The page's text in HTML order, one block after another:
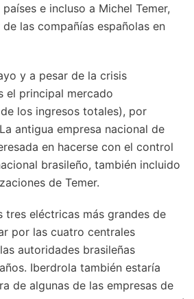
e incluso a Michel Temer,
las compañías españolas en
y a pesar de la crisis
el principal mercado
los ingresos totales), por
antigua empresa nacional de
en hacerse con el control
brasileño, también incluido
de Temer.
tres eléctricas más grandes de
por las cuatro centrales
autoridades brasileñas
Iberdrola también estaría
de algunas de las empresas de